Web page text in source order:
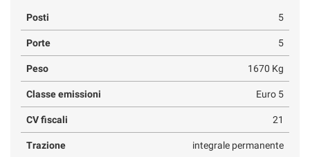
Posti 5
Porte 5
Peso 1670 Kg
Classe emissioni Euro 5
CV fiscali 21
Trazione integrale permanente